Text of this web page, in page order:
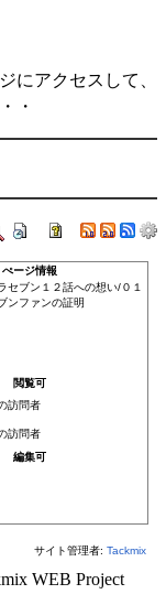
にアクセスして、
・
ぺージ情報
セブン１２話への想い/０１
ンファンの証明
閲覧可
訪問者
訪問者
編集可
サイト管理者: Tackmix
WEB Project